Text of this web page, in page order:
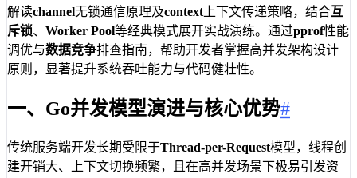
解读channel无锁通信原理及context 上下文传递策略，结合互
斥锁、 Worker Pool等经典模式展开实战演练。通过pprof性能
调优与数据竞争排查指南，帮助开发者掌握高并发架构设计
原则，显著提升系统吞吐能力与代码健壮性。
一、Go并发模型演进与核心优势#
传统服务端开发长期受限于Thread-per-Request模型，线程创
建开销大、上下文切换频繁，且在高并发场景下极易引发资